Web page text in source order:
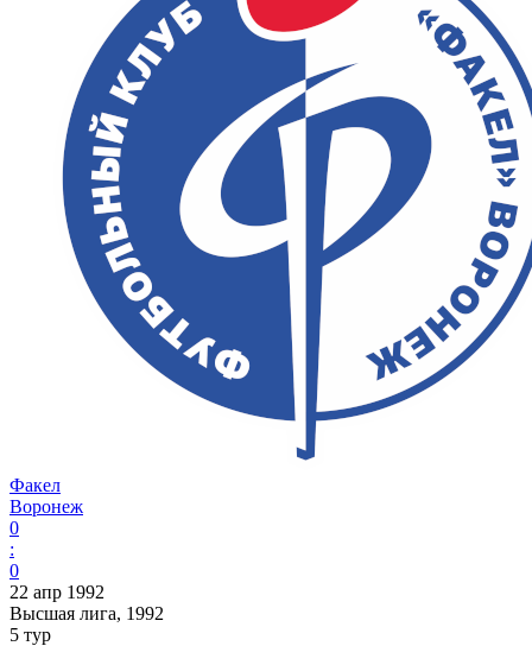
Факел
Воронеж
0
:
0
22 апр 1992
Высшая лига, 1992
5 тур